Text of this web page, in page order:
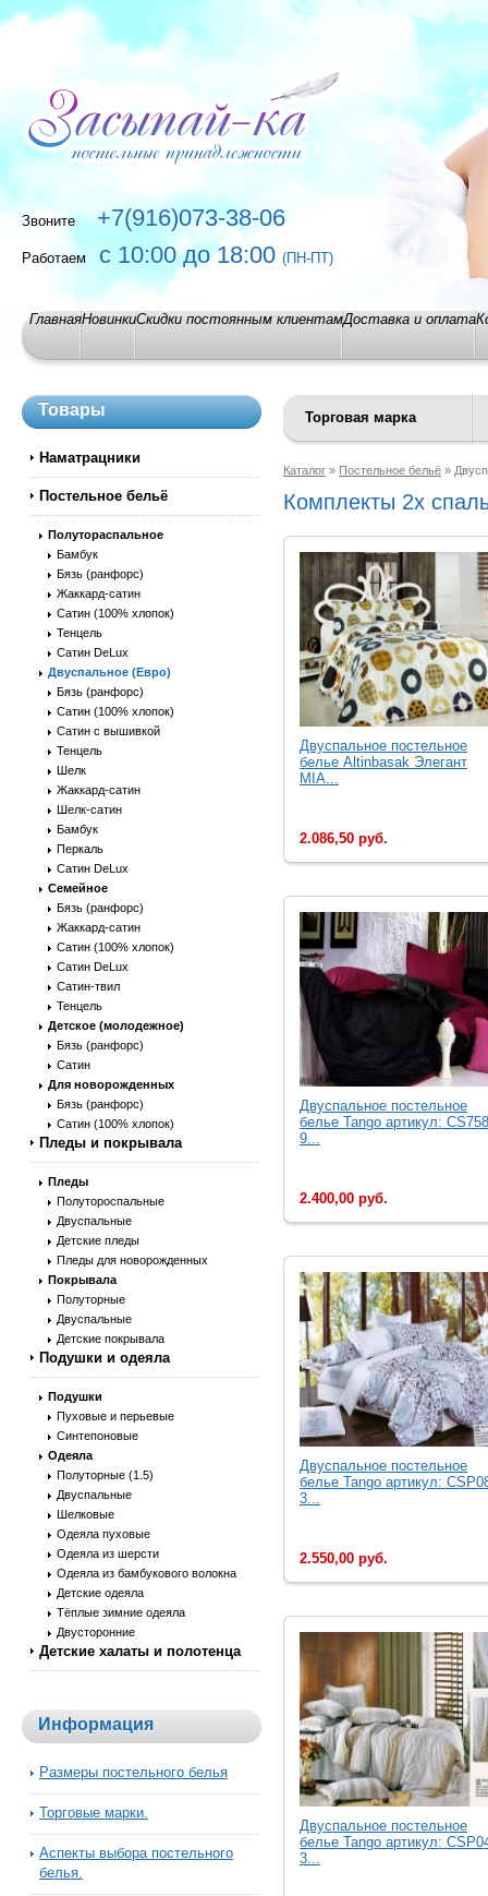
Звоните+7(916)073-38-06
Работаем с 10:00 до 18:00 (ПН-ПТ)
ГлавнаяНовинкиСкидки постоянным клиентамДоставка и оплата
Товары
Наматрацники
Постельное бельё
Полутораспальное
Бамбук
Бязь (ранфорс)
Жаккард-сатин
Сатин (100% хлопок)
Тенцель
Сатин DeLux
Двуспальное (Евро)
Бязь (ранфорс)
Сатин (100% хлопок)
Сатин с вышивкой
Тенцель
Шелк
Жаккард-сатин
Шелк-сатин
Бамбук
Перкаль
Сатин DeLux
Семейное
Бязь (ранфорс)
Жаккард-сатин
Сатин (100% хлопок)
Сатин DeLux
Сатин-твил
Тенцель
Детское (молодежное)
Бязь (ранфорс)
Сатин
Для новорожденных
Бязь (ранфорс)
Сатин (100% хлопок)
Пледы и покрывала
Пледы
Полутороспальные
Двуспальные
Детские пледы
Пледы для новорожденных
Покрывала
Полуторные
Двуспальные
Детские покрывала
Подушки и одеяла
Подушки
Пуховые и перьевые
Синтепоновые
Одеяла
Полуторные (1.5)
Двуспальные
Шелковые
Одеяла пуховые
Одеяла из шерсти
Одеяла из бамбукового волокна
Детские одеяла
Тёплые зимние одеяла
Двусторонние
Детские халаты и полотенца
Информация
Размеры постельного белья
Торговые марки.
Аспекты выбора постельного
белья.
Торговая марка
Каталог » Постельное бельё »
Комплекты 2х
Двуспальное постельное
белье Altinbasak Элегант
MIA...
2.086,50 руб.
Двуcпальное постельное
белье Tango артикул:
9...
2.400,00 руб.
Двуcпальное постельное
белье Tango артикул:
3...
2.550,00 руб.
Двуcпальное постельное
белье Tango артикул:
3...